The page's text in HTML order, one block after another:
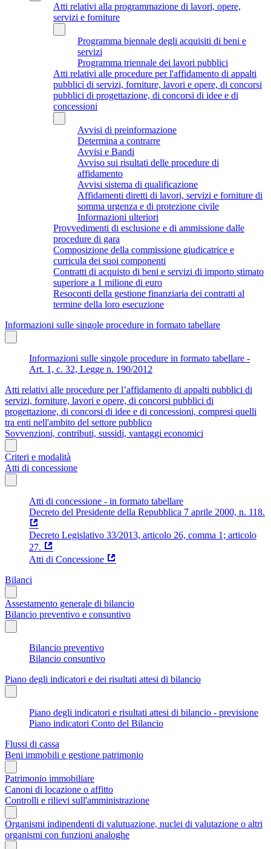
Atti relativi alla programmazione di lavori, opere,
servizi e forniture
Programma biennale degli acquisiti di beni e
servizi
Programma triennale dei lavori pubblici
Atti relativi alle procedure per l'affidamento di appalti
pubblici di servizi, forniture, lavori e opere, di concorsi
pubblici di progettazione, di concorsi di idee e di
concessioni
Avvisi di preinformazione
Determina a contrarre
Avvisi e Bandi
Avviso sui risultati delle procedure di
affidamento
Avvisi sistema di qualificazione
Affidamenti diretti di lavori, servizi e forniture di
somma urgenza e di protezione civile
Informazioni ulteriori
Provvedimenti di esclusione e di ammissione dalle
procedure di gara
Composizione della commissione giudicatrice e
curricula dei suoi componenti
Contratti di acquisto di beni e servizi di importo stimato
superiore a 1 milione di euro
Resoconti della gestione finanziaria dei contratti al
termine della loro esecuzione
Informazioni sulle singole procedure in formato tabellare
Informazioni sulle singole procedure in formato tabellare -
Art. 1, c. 32, Legge n. 190/2012
Atti relativi alle procedure per l’affidamento di appalti pubblici di
servizi, forniture, lavori e opere, di concorsi pubblici di
progettazione, di concorsi di idee e di concessioni, compresi quelli
tra enti nell'ambito del settore pubblico
Sovvenzioni, contributi, sussidi, vantaggi economici
Criteri e modalità
Atti di concessione
Atti di concessione - in formato tabellare
Decreto del Presidente della Repubblica 7 aprile 2000, n. 118.
Decreto Legislativo 33/2013, articolo 26, comma 1; articolo
27.
Atti di Concessione
Bilanci
Assestamento generale di bilancio
Bilancio preventivo e consuntivo
Bilancio preventivo
Bilancio consuntivo
Piano degli indicatori e dei risultati attesi di bilancio
Piano degli indicatori e risultati attesi di bilancio - previsione
Piano indicatori Conto del Bilancio
Flussi di cassa
Beni immobili e gestione patrimonio
Patrimonio immobiliare
Canoni di locazione o affitto
Controlli e rilievi sull'amministrazione
Organismi indipendenti di valutuazione, nuclei di valutazione o altri
organismi con funzioni analoghe